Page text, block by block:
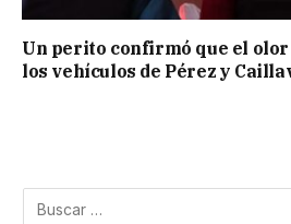
Un perito confirmó que el olor
los vehículos de Pérez y